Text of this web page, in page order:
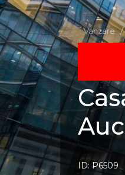
Vanzare
ID: P6509